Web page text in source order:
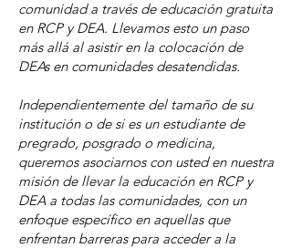
comunidad a través de educación gratuita
en RCP y DEA. Llevamos esto un paso
más allá al asistir en la colocación de
DEAs en comunidades desatendidas.
Independientemente del tamaño de su
institución o de si es un estudiante de
pregrado, posgrado o medicina,
queremos asociarnos con usted en nuestra
misión de llevar la educación en RCP y
DEA a todas las comunidades, con un
enfoque específico en aquellas que
enfrentan barreras para acceder a la